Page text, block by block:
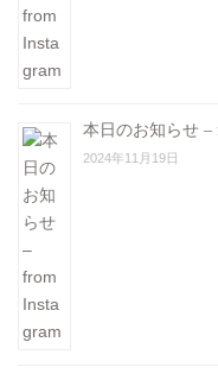
本日のお知らせ –
2024年11月19日